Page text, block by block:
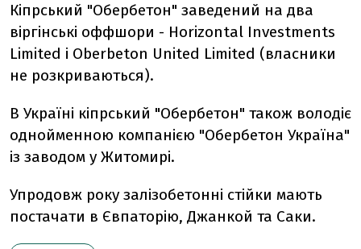
Кіпрський "Обербетон" заведений на два
віргінські оффшори - Horizontal Investments
Limited і Oberbeton United Limited (власники
не розкриваються).
В Україні кіпрський "Обербетон" також володіє
однойменною компанією "Обербетон Україна"
із заводом у Житомирі.
Упродовж року залізобетонні стійки мають
постачати в Євпаторію, Джанкой та Саки.